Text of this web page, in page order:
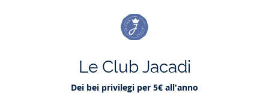
Le Club Jacadi
Dei bei privilegi per 5€ all'anno